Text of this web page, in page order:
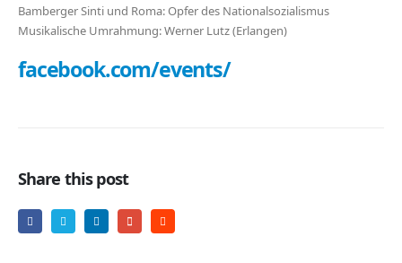
Bamberger Sinti und Roma: Opfer des Nationalsozialismus
Musikalische Umrahmung: Werner Lutz (Erlangen)
facebook.com/events/
Share this post